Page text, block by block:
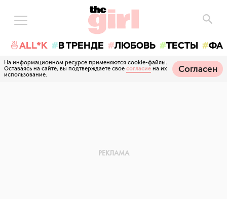
🍜ALL*K В ТРЕНДЕ ЛЮБОВЬ ТЕСТЫ
На информационном ресурсе применяются cookie-файлы.
Оставаясь на сайте, вы подтверждаете свое согласие на их
использование.
Согласен